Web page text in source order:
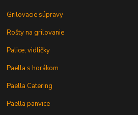
Grilovacie súpravy
Rošty na grilovanie
Palice, vidličky
Paella s horákom
Paella Catering
Paella panvice